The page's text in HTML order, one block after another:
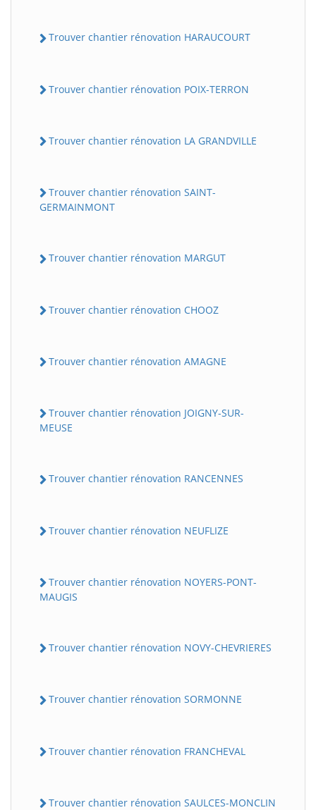
Trouver chantier rénovation HARAUCOURT
Trouver chantier rénovation POIX-TERRON
Trouver chantier rénovation LA GRANDVILLE
Trouver chantier rénovation SAINT-
GERMAINMONT
Trouver chantier rénovation MARGUT
Trouver chantier rénovation CHOOZ
Trouver chantier rénovation AMAGNE
Trouver chantier rénovation JOIGNY-SUR-
MEUSE
Trouver chantier rénovation RANCENNES
Trouver chantier rénovation NEUFLIZE
Trouver chantier rénovation NOYERS-PONT-
MAUGIS
Trouver chantier rénovation NOVY-CHEVRIERES
Trouver chantier rénovation SORMONNE
Trouver chantier rénovation FRANCHEVAL
Trouver chantier rénovation SAULCES-MONCLIN